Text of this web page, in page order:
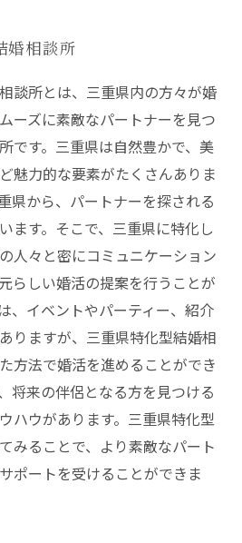
婚相談所
談所とは、三重県内の方々が婚
ーズに素敵なパートナーを見つ
です。三重県は自然豊かで、美
魅力的な要素がたくさんありま
県から、パートナーを探される
ます。そこで、三重県に特化し
人々と密にコミュニケーション
らしい婚活の提案を行うことが
、イベントやパーティー、紹介
りますが、三重県特化型結婚相
方法で婚活を進めることができ
将来の伴侶となる方を見つける
ハウがあります。三重県特化型
みることで、より素敵なパート
ポートを受けることができま